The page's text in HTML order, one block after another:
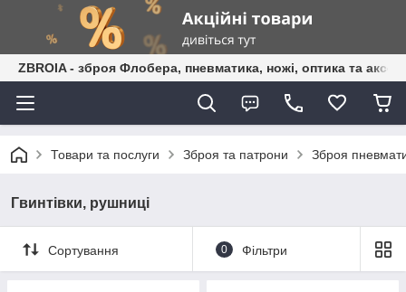
ZBROIA - зброя Флобера, пневматика, ножі, оптика та
Товари та послуги Зброя та патрони Зброя
Гвинтівки, рушниці
Сортування 0 Фільтри